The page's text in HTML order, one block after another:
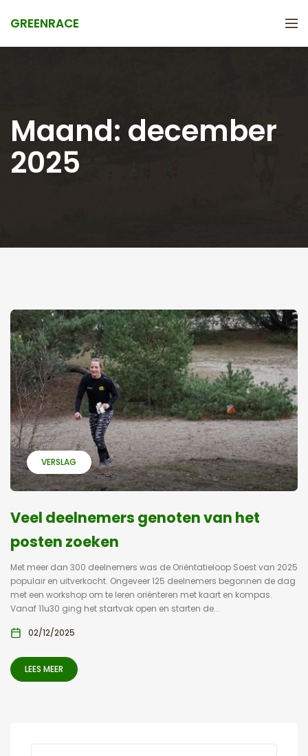
GREENRACE
Maand: december
2025
VERSLAG
Veel deelnemers genoten van het
posten zoeken
Met meer dan 300 deelnemers was de Oriëntatieloop Soest van 2025
populair en uitverkocht. Ongeveer 125 deelnemers begonnen de dag
met een workshop om te leren oriënteren met kaart en kompas.
Vanaf 11u30 ging het startvak open en starten de...
02/12/2025
LEES MEER